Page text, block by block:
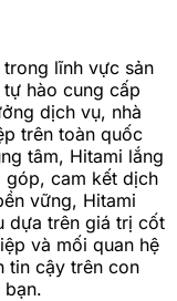
lĩnh vực sản
hào cung cấp
dịch vụ, nhà
trên toàn quốc
tâm, Hitami lắng
góp, cam kết dịch
vững, Hitami
dựa trên giá trị cốt
và mối quan hệ
tin cậy trên con